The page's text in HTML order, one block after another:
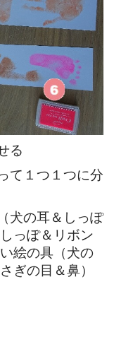
る
て１つ１つに分
犬の耳＆しっぽ
っぽ＆リボン
絵の具（犬の
ぎの目＆鼻）